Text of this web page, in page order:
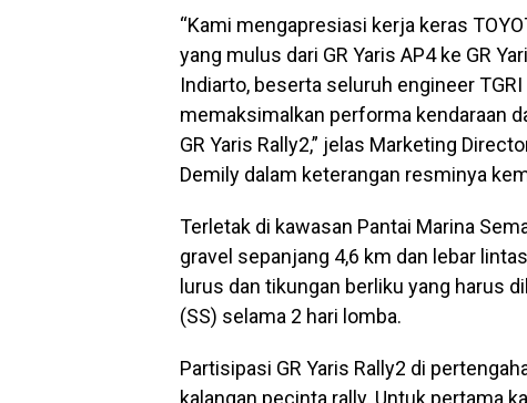
“Kami mengapresiasi kerja keras
yang mulus dari GR Yaris AP4 ke GR
Indiarto, beserta seluruh engineer
memaksimalkan performa kendaraan
GR Yaris Rally2,” jelas Marketing
Demily dalam keterangan resminya
Terletak di kawasan Pantai Marina
gravel sepanjang 4,6 km dan lebar
lurus dan tikungan berliku yang harus
(SS) selama 2 hari lomba.
Partisipasi GR Yaris Rally2 di
kalangan pecinta rally. Untuk pertama